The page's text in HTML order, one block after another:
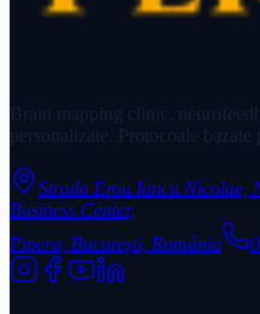
Brain mapping clinic,
personalizate. Protocoale bazate
Strada Erou Iancu Nicolae,
Business Center,
Pipera, București, România